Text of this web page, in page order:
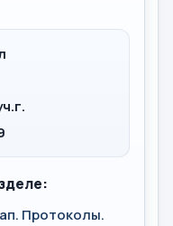
Протоколы.